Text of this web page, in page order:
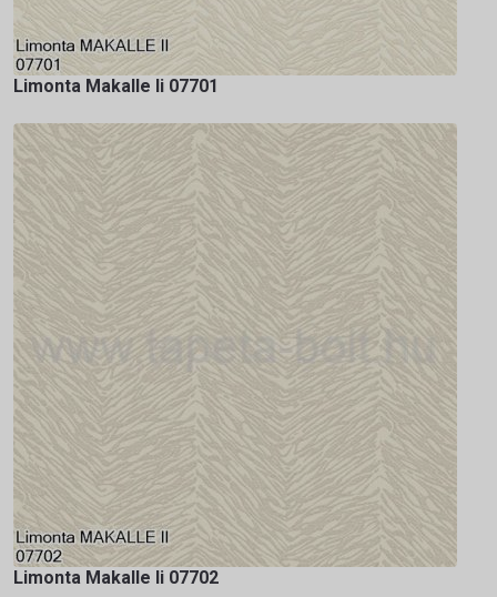
Limonta Makalle Ii 07701
Limonta Makalle Ii 07702